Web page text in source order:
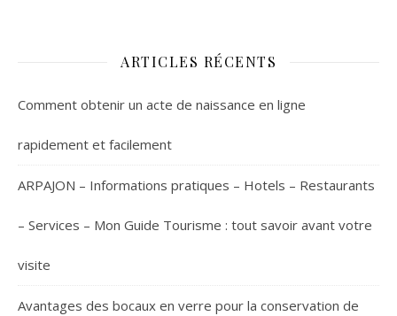
ARTICLES RÉCENTS
Comment obtenir un acte de naissance en ligne
rapidement et facilement
ARPAJON – Informations pratiques – Hotels – Restaurants
– Services – Mon Guide Tourisme : tout savoir avant votre
visite
Avantages des bocaux en verre pour la conservation de